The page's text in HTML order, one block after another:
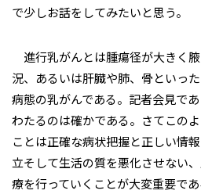
で少しお話をしてみたいと思う。
進行乳がんとは腫瘍径が大きく
況、あるいは肝臓や肺、骨といっ
病態の乳がんである。記者会見で
わたるのは確かである。さてこの
ことは正確な病状把握と正しい情
立そして生活の質を悪化させない
療を行っていくことが大変重要であ